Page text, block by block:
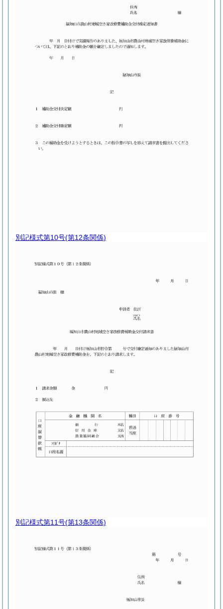
別記様式第10号(第12条関係)
別記様式第11号(第13条関係)